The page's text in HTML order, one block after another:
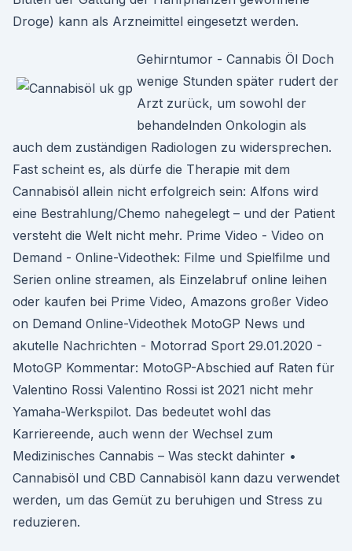
Droge) kann als Arzneimittel eingesetzt werden.
Gehirntumor - Cannabis Öl Doch
wenige Stunden später rudert der
Arzt zurück, um sowohl der
behandelnden Onkologin als
auch dem zuständigen Radiologen zu widersprechen.
Fast scheint es, als dürfe die Therapie mit dem
Cannabisöl allein nicht erfolgreich sein: Alfons wird
eine Bestrahlung/Chemo nahegelegt – und der Patient
versteht die Welt nicht mehr. Prime Video - Video on
Demand - Online-Videothek: Filme und Spielfilme und
Serien online streamen, als Einzelabruf online leihen
oder kaufen bei Prime Video, Amazons großer Video
on Demand Online-Videothek MotoGP News und
akutelle Nachrichten - Motorrad Sport 29.01.2020 -
MotoGP Kommentar: MotoGP-Abschied auf Raten für
Valentino Rossi Valentino Rossi ist 2021 nicht mehr
Yamaha-Werkspilot. Das bedeutet wohl das
Karriereende, auch wenn der Wechsel zum
Medizinisches Cannabis – Was steckt dahinter •
Cannabisöl und CBD Cannabisöl kann dazu verwendet
werden, um das Gemüt zu beruhigen und Stress zu
reduzieren.